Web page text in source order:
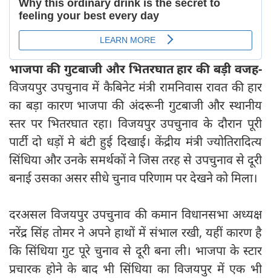
भाजपा की गुटबाजी और भितरघात हार की बड़ी वजह-
विजयपुर उपचुनाव में कैबिनेट मंत्री रामनिवास रावत की हार
का बड़ा कारण भाजपा की अंदरूनी गुटबाजी और स्थानीय
स्तर पर भितरघात रहा। विजयपुर उपचुनाव के दौरान पूरी
पार्टी दो धड़ों मे बंटी हुई दिखाई। केंद्रीय मंत्री ज्योतिरादित्य
सिंधिया और उनके समर्थकों ने जिस तरह से उपचुनाव से दूरी
बनाई उसका असर सीधे चुनाव परिणाम पर देखने को मिला।
दरअसल विजयपुर उपचुनाव की कमान विधानसभा अध्यक्ष
नरेंद्र सिंह तोमर ने अपने हाथों में संभाल रखी, यहीं कारण है
कि सिंधिया गुट पूरे चुनाव से दूरी बना ली। भाजपा के स्टार
प्रचारक होने के बाद भी सिंधिया का विजयपुर में एक भी